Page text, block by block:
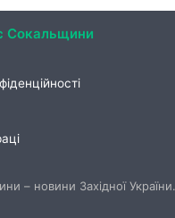
Сокальщини
– новини Західної України.